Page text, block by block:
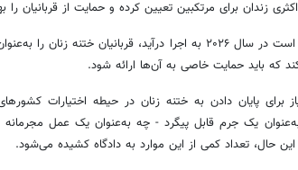
زندان برای مرتکبین تعیین کرده و حمایت از قربانیان را
قوانین جدید دیگری که قرار است در سال ۲۰۲۶ به اجرا درآید، قربانیان
که باید حمایت خاصی به آن‌ها ارائه شود.
برای پایان دادن به ختنه زنان در حیطه اختیارات
یک جرم قابل پیگرد - چه به‌عنوان یک عمل
حال، تعداد کمی از این موارد به دادگاه کشیده می‌شود.